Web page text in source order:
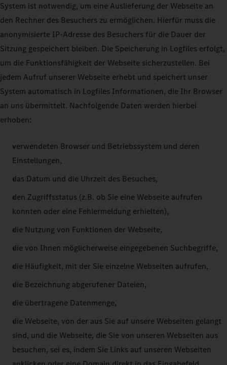
System ist notwendig, um eine Auslieferung der Webseite an
den Rechner des Besuchers zu ermöglichen. Hierfür muss die
anonymisierte IP-Adresse des Besuchers für die Dauer der
Sitzung gespeichert bleiben. Die Speicherung in Logfiles erfolgt,
um die Funktionsfähigkeit der Webseite sicherzustellen. Bei
jedem Aufruf unserer Webseite erhebt und speichert unser
System automatisch in Logfiles Informationen, die Ihr Browser
an uns übermittelt. Nachfolgende Daten werden hierbei
erhoben:
verwendeten Browser und Betriebssystem und deren
Einstellungen,
das Datum und die Uhrzeit des Besuches,
den Zugriffsstatus (z.B. ob Sie eine Webseite aufrufen
konnten oder eine Fehlermeldung erhielten),
die Nutzung von Funktionen der Webseite,
die von Ihnen möglicherweise eingegebenen Suchbegriffe,
die Häufigkeit, mit der Sie einzelne Webseiten aufrufen,
die Bezeichnung abgerufener Dateien,
die übertragene Datenmenge,
die Webseite, von der aus Sie auf unsere Webseiten gelangt
sind, und die Webseite, die Sie von unseren Webseiten aus
besuchen, sei es, indem Sie Links auf unseren Webseiten